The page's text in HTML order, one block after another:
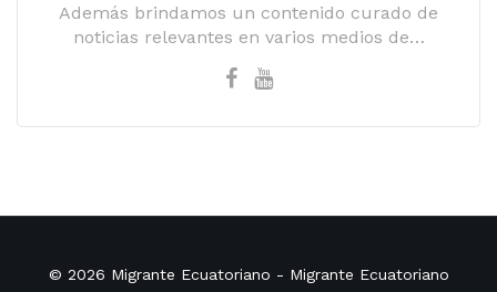
Además brindamos un contenido curado de
noticias relevantes en varios medios de…
© 2026 Migrante Ecuatoriano - Migrante Ecuatoriano